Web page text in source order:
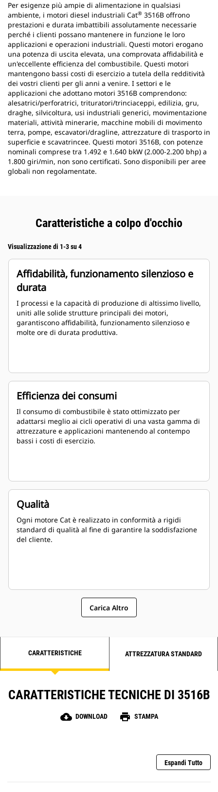
Per esigenze più ampie di alimentazione in qualsiasi
ambiente, i motori diesel industriali Cat® 3516B offrono
prestazioni e durata imbattibili assolutamente necessarie
perché i clienti possano mantenere in funzione le loro
applicazioni e operazioni industriali. Questi motori erogano
una potenza di uscita elevata, una comprovata affidabilità e
un'eccellente efficienza del combustibile. Questi motori
mantengono bassi costi di esercizio a tutela della redditività
dei vostri clienti per gli anni a venire. I settori e le
applicazioni che adottano motori 3516B comprendono:
alesatrici/perforatrici, trituratori/trinciaceppi, edilizia, gru,
draghe, silvicoltura, usi industriali generici, movimentazione
materiali, attività minerarie, macchine mobili di movimento
terra, pompe, escavatori/dragline, attrezzature di trasporto in
superficie e scavatrincee. Questi motori 3516B, con potenze
nominali comprese tra 1.492 e 1.640 bkW (2.000-2.200 bhp) a
1.800 giri/min, non sono certificati. Sono disponibili per aree
globali non regolamentate.
Caratteristiche a colpo d'occhio
Visualizzazione di 1-3 su 4
Affidabilità, funzionamento silenzioso e
durata
I processi e la capacità di produzione di altissimo livello,
uniti alle solide strutture principali dei motori,
garantiscono affidabilità, funzionamento silenzioso e
molte ore di durata produttiva.
Efficienza dei consumi
Il consumo di combustibile è stato ottimizzato per
adattarsi meglio ai cicli operativi di una vasta gamma di
attrezzature e applicazioni mantenendo al contempo
bassi i costi di esercizio.
Qualità
Ogni motore Cat è realizzato in conformità a rigidi
standard di qualità al fine di garantire la soddisfazione
del cliente.
Carica Altro
CARATTERISTICHE ATTREZZATURA STANDARD
CARATTERISTICHE TECNICHE DI 3516B
cloud_download DOWNLOAD print STAMPA
Espandi Tutto